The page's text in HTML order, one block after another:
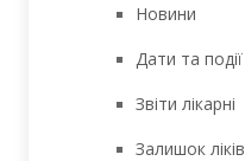
Новини
Дати та події
Звіти лікарні
Залишок ліків